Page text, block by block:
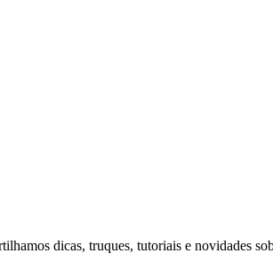
dicas, truques, tutoriais e novidades